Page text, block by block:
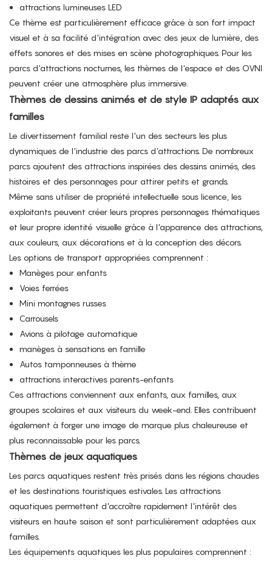
attractions lumineuses LED
Ce thème est particulièrement efficace grâce à son fort impact
visuel et à sa facilité d'intégration avec des jeux de lumière, des
effets sonores et des mises en scène photographiques. Pour les
parcs d'attractions nocturnes, les thèmes de l'espace et des OVNI
peuvent créer une atmosphère plus immersive.
Thèmes de dessins animés et de style IP adaptés aux
familles
Le divertissement familial reste l'un des secteurs les plus
dynamiques de l'industrie des parcs d'attractions. De nombreux
parcs ajoutent des attractions inspirées des dessins animés, des
histoires et des personnages pour attirer petits et grands.
Même sans utiliser de propriété intellectuelle sous licence, les
exploitants peuvent créer leurs propres personnages thématiques
et leur propre identité visuelle grâce à l'apparence des attractions,
aux couleurs, aux décorations et à la conception des décors.
Les options de transport appropriées comprennent :
Manèges pour enfants
Voies ferrées
Mini montagnes russes
Carrousels
Avions à pilotage automatique
manèges à sensations en famille
Autos tamponneuses à thème
attractions interactives parents-enfants
Ces attractions conviennent aux enfants, aux familles, aux
groupes scolaires et aux visiteurs du week-end. Elles contribuent
également à forger une image de marque plus chaleureuse et
plus reconnaissable pour les parcs.
Thèmes de jeux aquatiques
Les parcs aquatiques restent très prisés dans les régions chaudes
et les destinations touristiques estivales. Les attractions
aquatiques permettent d'accroître rapidement l'intérêt des
visiteurs en haute saison et sont particulièrement adaptées aux
familles.
Les équipements aquatiques les plus populaires comprennent :